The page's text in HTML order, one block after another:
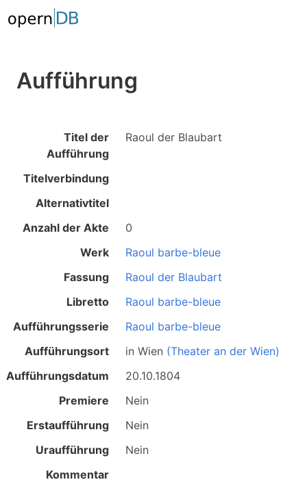
Aufführung
Titel der
Aufführung
Raoul der Blaubart
Titelverbindung
Alternativtitel
Anzahl der Akte
0
Werk
Raoul barbe-bleue
Fassung
Raoul der Blaubart
Libretto
Raoul barbe-bleue
Aufführungsserie
Raoul barbe-bleue
Aufführungsort
inWien (Theater an der Wien)
Aufführungsdatum
20.10.1804
Premiere
Nein
Erstaufführung
Nein
Uraufführung
Nein
Kommentar